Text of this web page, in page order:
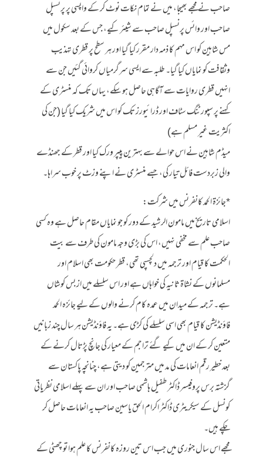
صاحب نے مجھے بھیجا، میں نے تمام نکات نوٹ کر کے واپسی پر پرنسپل
صاحب اور وائس پرنسپل صاحب سے شیئر کیے، جس کے بعد سکول میں
مس شاہین کو اس مہم کا ذمہ دار مقرر کیا گیا اور ہر سطح پر قطری تہذیب
وثقافت کو نمایاں کیا گیا۔ طلبہ سے ایسی سرگرمیاں کروائی گئیں جن سے
انہیں قطری روایات سے آگاہی حاصل ہو سکے، یہاں تک کہ منسٹری کے
کہنے پر سپورٹنگ سٹاف اور ڈرائیورز تک کو اس میں شریک کیا گیا (جن کی
اکثریت غیر مسلم ہے)
میڈم شاہین نے اس حوالے سے بہترین پیپر ورک کیا اور قطر کے جھنڈے
والی زبردست فائل تیار کی، جسے منسٹری نے اپنے وزٹ پر خوب سراہا۔
*جائزۃ الحمد کانفرنس میں شرکت:
اسلامی تاریخ میں مامون الرشید کے دور کو جو نمایاں مقام حاصل ہے وہ کسی
صاحب علم سے مخفی نہیں، اس کی بڑی وجہ مامون کی طرف سے بیت
الحکمت کا قیام اور ترجمہ میں دلچسپی تھی، قطر حکومت بھی اسلام اور
مسلمانوں کے نشاۃ ثانیہ کی خواہاں ہے اور اس سلسلے میں از بس کوشاں
ہے۔ ترجمہ کے میدان میں عمدہ کام کرنے والوں کے لیے جائزہ الحمد
فاؤنڈیشن کا قیام بھی اسی سلسلے کی کڑی ہے۔ یہ فاؤنڈیشن ہر سال چند زبانیں
متعین کر کے ان میں کیے گئے تراجم کے معیار کی جانچ پڑتال کرنے کے
بعد خطیر رقم انعامات کی مد میں مترجمین کو دیتی ہے، چنانچہ پاکستان سے
گزشتہ برس پروفیسر ڈاکٹر طفیل ہاشمی صاحب اور ان سے پہلے اسلامی نظریاتی
کونسل کے سیکریٹری ڈاکٹر اکرام الحق یاسین صاحب یہ انعامات حاصل کر
چکے ہیں۔
مجھے اس سال جنوری میں جب اس تین روزہ کانفرنس کا علم ہوا تو چھٹی کے